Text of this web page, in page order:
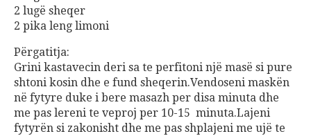
2 lugë sheqer
2 pika leng limoni
Përgatitja:
Grini kastavecin deri sa te perfitoni një masë si pure
shtoni kosin dhe e fund sheqerin.Vendoseni maskën
në fytyre duke i bere masazh per disa minuta dhe
me pas lereni te veproj per 10-15 minuta.Lajeni
fytyrën si zakonisht dhe me pas shplajeni me ujë te